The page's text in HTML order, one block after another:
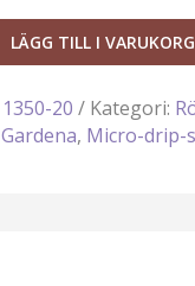
LÄGG TILL I VARUKORG
1350-20 Kategori:
Gardena, Micro-drip-